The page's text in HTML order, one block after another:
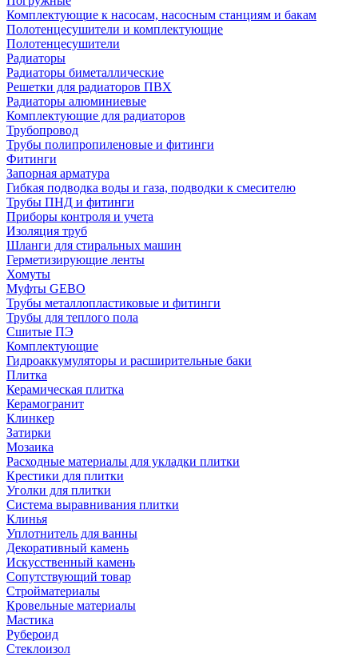
Комплектующие к насосам, насосным станциям и бакам
Полотенцесушители и комплектующие
Полотенцесушители
Радиаторы
Радиаторы биметаллические
Решетки для радиаторов ПВХ
Радиаторы алюминиевые
Комплектующие для радиаторов
Трубопровод
Трубы полипропиленовые и фитинги
Фитинги
Запорная арматура
Гибкая подводка воды и газа, подводки к смесителю
Трубы ПНД и фитинги
Приборы контроля и учета
Изоляция труб
Шланги для стиральных машин
Герметизирующие ленты
Хомуты
Муфты GEBO
Трубы металлопластиковые и фитинги
Трубы для теплого пола
Сшитые ПЭ
Комплектующие
Гидроаккумуляторы и расширительные баки
Плитка
Керамическая плитка
Керамогранит
Клинкер
Затирки
Мозаика
Расходные материалы для укладки плитки
Крестики для плитки
Уголки для плитки
Система выравнивания плитки
Клинья
Уплотнитель для ванны
Декоративный камень
Искусственный камень
Сопутствующий товар
Стройматериалы
Кровельные материалы
Мастика
Рубероид
Стеклоизол